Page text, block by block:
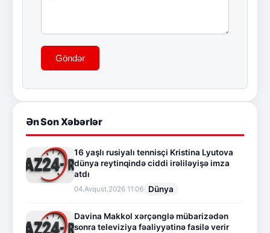
Göndər
Ən Son Xəbərlər
16 yaşlı rusiyalı tennisçi Kristina Lyutova
dünya reytinqində ciddi irəliləyişə imza
atdı
04.Avqust.2026 11:06 Dünya
Davina Makkol xərçənglə mübarizədən
sonra televiziya fəaliyyətinə fasilə verir